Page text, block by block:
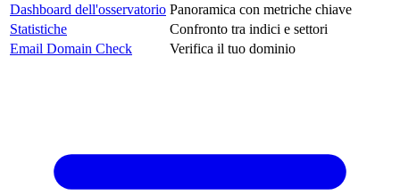
Dashboard dell'osservatorio Panoramica con metriche chiave
Statistiche
Confronto tra indici e settori
Email Domain Check
Verifica il tuo dominio